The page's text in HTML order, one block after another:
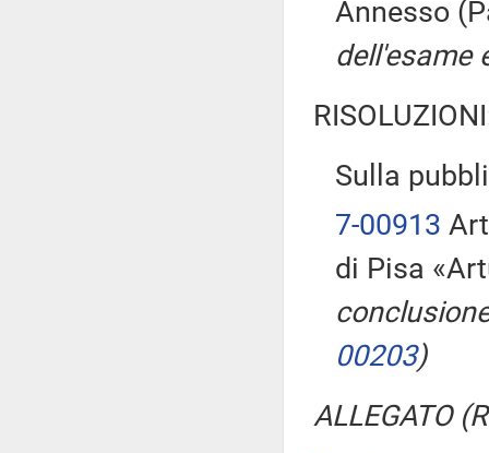
Annesso
dell'esame
Sulla
7-00913
di Pisa
00203)
ALLEGATO